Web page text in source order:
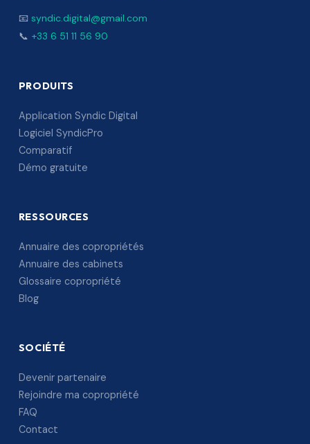
📧 syndic.digital@gmail.com
📞 +33 6 51 11 56 90
PRODUITS
Application Syndic Digital
Logiciel SyndicPro
Comparatif
Démo gratuite
RESSOURCES
Annuaire des copropriétés
Annuaire des cabinets
Glossaire copropriété
Blog
SOCIÉTÉ
Devenir partenaire
Rejoindre ma copropriété
FAQ
Contact